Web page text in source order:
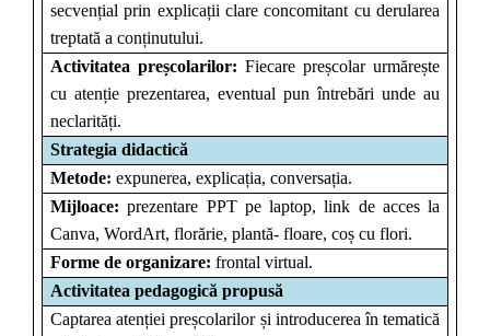
secvențial prin explicații clare concomitant cu derularea
treptată a conținutului.
Activitatea preșcolarilor: Fiecare preșcolar urmărește
cu atenție prezentarea, eventual pun întrebări unde au
neclarități.
Strategia didactică
Metode: expunerea, explicația, conversația.
Mijloace: prezentare PPT pe laptop, link de acces la
Canva, WordArt, florărie, plantă- floare, coș cu flori.
Forme de organizare: frontal virtual.
Activitatea pedagogică propusă
Captarea atenției preșcolarilor și introducerea în tematică